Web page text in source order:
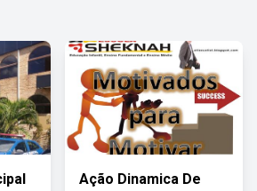
Ação Dinamica De